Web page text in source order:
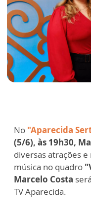
No "Aparecida
(5/6), às 19h30,
diversas atrações
música no quadro
Marcelo Costa
TV Aparecida.